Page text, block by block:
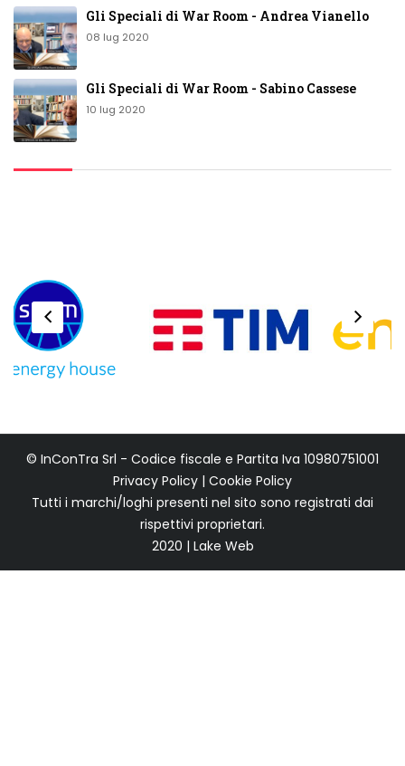
Gli Speciali di War Room - Andrea Vianello
08 lug 2020
Gli Speciali di War Room - Sabino Cassese
10 lug 2020
© InConTra Srl - Codice fiscale e Partita Iva 10980751001
Privacy Policy | Cookie Policy
Tutti i marchi/loghi presenti nel sito sono registrati dai
rispettivi proprietari.
2020 | Lake Web